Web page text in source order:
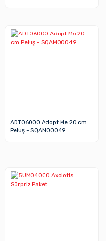
ADT06000 Adopt Me 20 cm
Peluş - SQAM00049